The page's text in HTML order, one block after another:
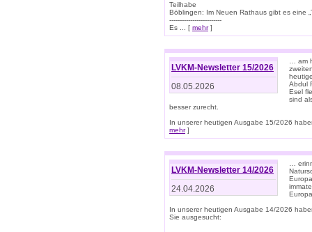
Teilhabe
Böblingen: Im Neuen Rathaus gibt es eine
-------------------------
Es ... [ mehr]
LVKM-Newsletter 15/2026
08.05.2026
… am
Abdul
Esel
sind
besser zurecht.
In unserer heutigen Ausgabe 15/2026
mehr]
LVKM-Newsletter 14/2026
24.04.2026
…
In unserer heutigen Ausgabe 14/2026
Sie ausgesucht: